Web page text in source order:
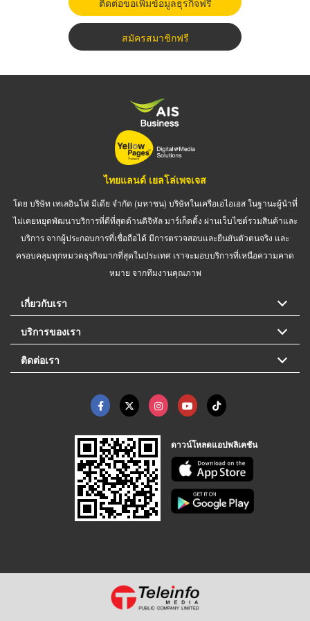
ติดต่อขอเพิ่มข้อมูลธุรกิจฟรี
สมัครสมาชิกฟรี
ไทยแลนด์ เยลโล่เพจเจส
โดย บริษัท เทเลอินโฟ มีเดีย จำกัด (มหาชน) บริษัทในเครือเอไอเอส ในฐานะผู้นำที่
ไม่เคยหยุดพัฒนาบริการที่ดีที่สุดด้านดิจิทัล มาร์เก็ตติ้ง ผ่านเว็บไซต์รวมสินค้าและ
บริการ จากผู้ประกอบการที่เชื่อถือได้ มีการตรวจสอบและยืนยันตัวตนจริง และ
ครอบคลุมทุกหมวดธุรกิจมากที่สุดในประเทศ เราจะมอบบริการที่เหนือความคาด
หมาย จากทีมงานคุณภาพ
เกี่ยวกับเรา
บริการของเรา
ติดต่อเรา
ดาวน์โหลดแอปพลิเคชัน